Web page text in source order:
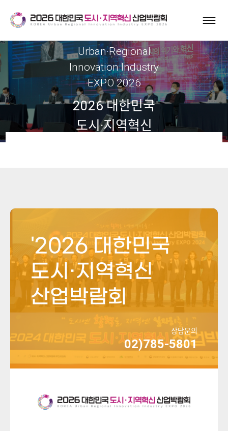
Urban·Regional
Innovation Industry
EXPO 2026
2026 대한민국
도시·지역혁신
'2026 대한민국
도시·지역혁신
산업박람회
상담문의
02)785-5801